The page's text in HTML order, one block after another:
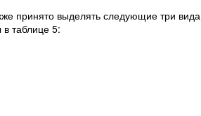
принято выделять следующие три вида
таблице 5: